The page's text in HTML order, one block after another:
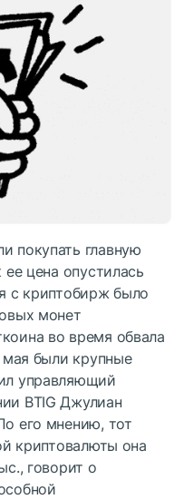
покупать главную
цена опустилась
с криптобирж было
монет
во время обвала
были крупные
управляющий
BTIG Джулиан
его мнению, тот
криптовалюты она
говорит о